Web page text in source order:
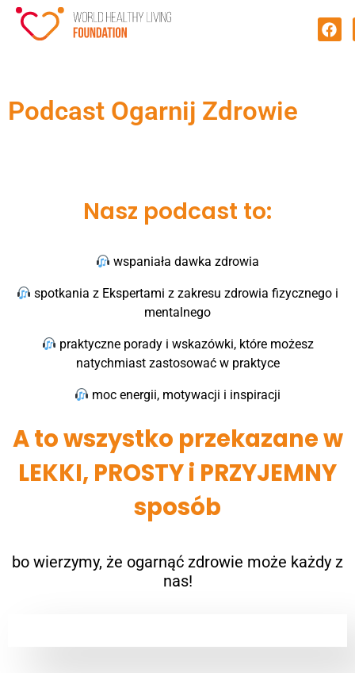
Podcast Ogarnij Zdrowie
Nasz podcast to:
wspaniała dawka zdrowia
spotkania z Ekspertami z zakresu zdrowia fizycznego i
mentalnego
praktyczne porady i wskazówki, które możesz
natychmiast zastosować w praktyce
moc energii, motywacji i inspiracji
A to wszystko przekazane w
LEKKI, PROSTY i PRZYJEMNY
sposób
bo wierzymy, że ogarnąć zdrowie może każdy z
nas!